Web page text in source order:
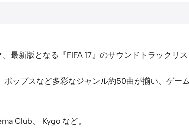
新版となる『FIFA 17』のサウンドトラックリス
ップスなど多彩なジャンル約50曲が揃い、ゲー
Club、 Kygo など。